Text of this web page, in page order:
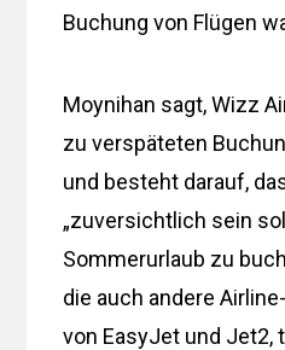
Buchung von Flügen
Moynihan sagt, Wizz
zu verspäteten
und besteht darauf,
„zuversichtlich sein
Sommerurlaub zu
die auch andere
von EasyJet und Jet2,